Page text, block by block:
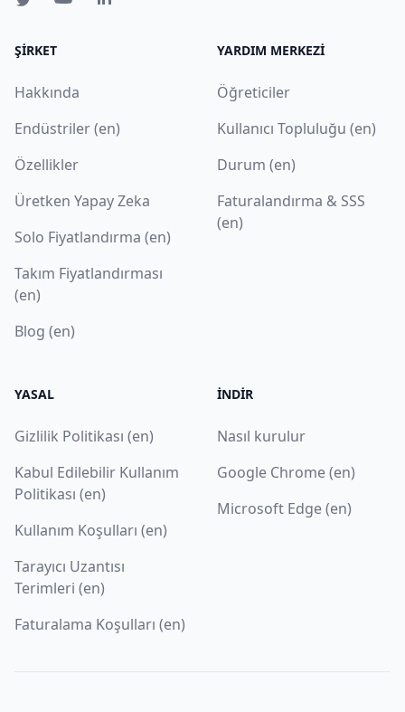
ŞIRKET
Hakkında
Endüstriler (en)
Özellikler
Üretken Yapay Zeka
Solo Fiyatlandırma (en)
Takım Fiyatlandırması
(en)
Blog (en)
YARDIM MERKEZI
Öğreticiler
Kullanıcı Topluluğu (en)
Durum (en)
Faturalandırma & SSS
(en)
YASAL
Gizlilik Politikası (en)
Kabul Edilebilir Kullanım
Politikası (en)
Kullanım Koşulları (en)
Tarayıcı Uzantısı
Terimleri (en)
Faturalama Koşulları (en)
İNDIR
Nasıl kurulur
Google Chrome (en)
Microsoft Edge (en)